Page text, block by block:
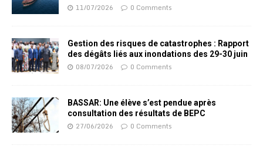
11/07/2026 0 Comments
Gestion des risques de catastrophes : Rapport
des dégâts liés aux inondations des 29-30 juin
08/07/2026 0 Comments
BASSAR: Une élève s’est pendue après
consultation des résultats de BEPC
27/06/2026 0 Comments